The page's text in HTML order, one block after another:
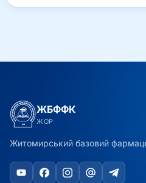
ЖБФФК
ЖОР
Житомирський базовий